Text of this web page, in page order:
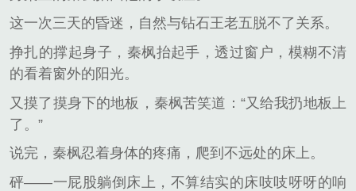
这一次三天的昏迷，自然与钻石王老五脱不了关系。
挣扎的撑起身子，秦枫抬起手，透过窗户，模糊不清
的看着窗外的阳光。
又摸了摸身下的地板，秦枫苦笑道：“又给我扔地板上
了。”
说完，秦枫忍着身体的疼痛，爬到不远处的床上。
砰——一屁股躺倒床上，不算结实的床吱吱呀呀的响